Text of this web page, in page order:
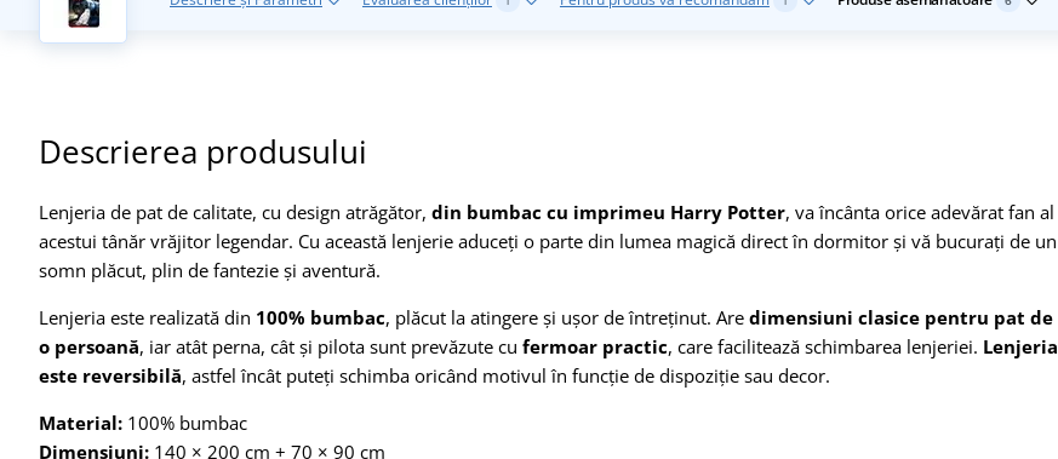
Descrierea produsului
Lenjeria de pat de calitate, cu design atrăgător, din bumbac cu imprimeu Harry Potter, va încânta orice adevărat fan al
acestui tânăr vrăjitor legendar. Cu această lenjerie aduceți o parte din lumea magică direct în dormitor și vă bucurați de un
somn plăcut, plin de fantezie și aventură.
Lenjeria este realizată din 100% bumbac, plăcut la atingere și ușor de întreținut. Are dimensiuni clasice pentru pat de
o persoană, iar atât perna, cât și pilota sunt prevăzute cu fermoar practic, care facilitează schimbarea lenjeriei. Lenjeria
este reversibilă, astfel încât puteți schimba oricând motivul în funcție de dispoziție sau decor.
Material: 100% bumbac
Dimensiuni: 140 × 200 cm + 70 × 90 cm